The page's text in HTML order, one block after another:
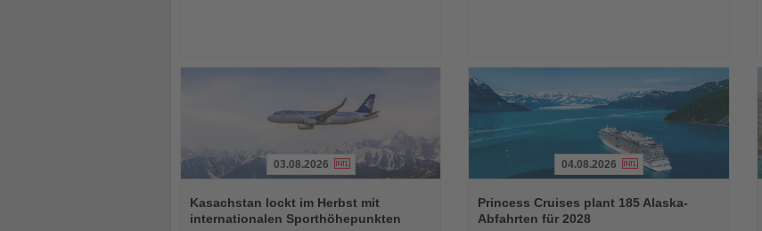
Sie
die
03.08.2026
Kasachstan lockt im Herbst mit
internationalen Sporthöhepunkten
Sie
die
04.08.2026
Princess Cruises plant 185 Alaska-
Abfahrten für 2028